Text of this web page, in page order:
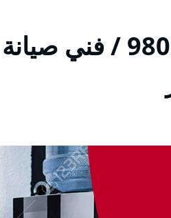
تصليح ثلاجات النعيم / 98025055 / فني صيانة